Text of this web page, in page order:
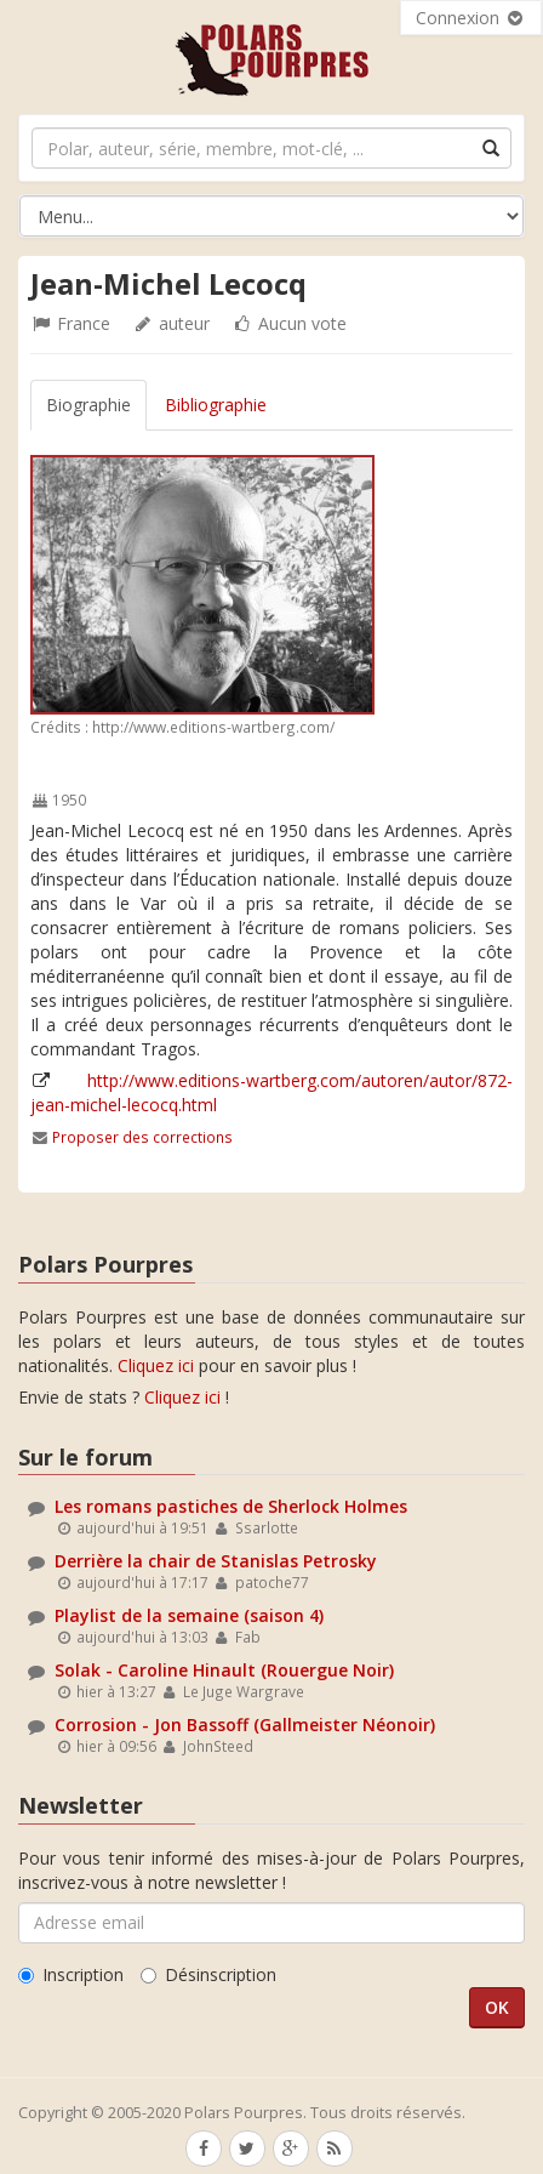
Connexion
Jean-Michel Lecocq
France auteur Aucun vote
Biographie Bibliographie
Crédits : http://www.editions-wartberg.com/
1950
Jean-Michel Lecocq est né en 1950 dans les Ardennes. Après
des études littéraires et juridiques, il embrasse une carrière
d’inspecteur dans l’Éducation nationale. Installé depuis douze
ans dans le Var où il a pris sa retraite, il décide de se
consacrer entièrement à l’écriture de romans policiers. Ses
polars ont pour cadre la Provence et la côte
méditerranéenne qu’il connaît bien et dont il essaye, au fil de
ses intrigues policières, de restituer l’atmosphère si singulière.
Il a créé deux personnages récurrents d’enquêteurs dont le
commandant Tragos.
http://www.editions-wartberg.com/autoren/autor/872-
jean-michel-lecocq.html
Proposer des corrections
Polars Pourpres
Polars Pourpres est une base de données communautaire sur
les polars et leurs auteurs, de tous styles et de toutes
nationalités. Cliquez ici pour en savoir plus !
Envie de stats ? Cliquez ici !
Sur le forum
Les romans pastiches de Sherlock Holmes
aujourd'hui à 19:51 Ssarlotte
Derrière la chair de Stanislas Petrosky
aujourd'hui à 17:17 patoche77
Playlist de la semaine (saison 4)
aujourd'hui à 13:03 Fab
Solak - Caroline Hinault (Rouergue Noir)
hier à 13:27 Le Juge Wargrave
Corrosion - Jon Bassoff (Gallmeister Néonoir)
hier à 09:56 JohnSteed
Newsletter
Pour vous tenir informé des mises-à-jour de Polars Pourpres,
inscrivez-vous à notre newsletter !
Inscription Désinscription
Copyright © 2005-2020 Polars Pourpres. Tous droits réservés.